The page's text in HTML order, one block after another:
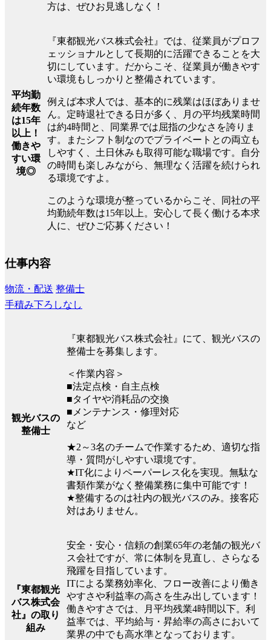
方は、ぜひお見逃しなく！
平均勤
続年数
は15年
以上！
働きや
すい環
境◎
『東都観光バス株式会社』では、従業員がプロフ
ェッショナルとして長期的に活躍できることを大
切にしています。だからこそ、従業員が働きやす
い環境もしっかりと整備されています。
例えば本求人では、基本的に残業はほぼありませ
ん。定時退社できる日が多く、月の平均残業時間
は約4時間と、同業界では屈指の少なさを誇りま
す。またシフト制なのでプライベートとの両立も
しやすく、土日休みも取得可能な職場です。自分
の時間も楽しみながら、無理なく活躍を続けられ
る環境ですよ。
このような環境が整っているからこそ、同社の平
均勤続年数は15年以上。安心して長く働ける本求
人に、ぜひご応募ください！
仕事内容
物流・配送 整備士
手積み下ろしなし
観光バスの
整備士
『東都観光バス株式会社』にて、観光バスの
整備士を募集します。
＜作業内容＞
■法定点検・自主点検
■タイヤや消耗品の交換
■メンテナンス・修理対応
など
★2～3名のチームで作業するため、適切な指
導・質問がしやすい環境です。
★IT化によりペーパーレス化を実現。無駄な
書類作業がなく整備業務に集中可能です！
★整備するのは社内の観光バスのみ。接客応
対はありません。
『東都観光
バス株式会
社』の取り
組み
安全・安心・信頼の創業65年の老舗の観光バ
ス会社ですが、常に体制を見直し、さらなる
飛躍を目指しています。
ITによる業務効率化、フロー改善により働き
やすさや利益率の高さを生み出しています！
働きやすさでは、月平均残業4時間以下。利
益率では、平均給与・昇給率の高さにおいて
業界の中でも高水準となっております。